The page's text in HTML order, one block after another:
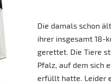
Die damals schon
ihrer insgesamt 18-
gerettet. Die Tiere
Pfalz, auf dem sich
erfüllt hatte. Leider